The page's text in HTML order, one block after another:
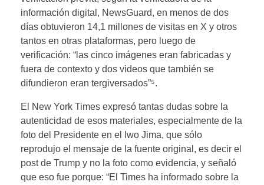
información digital, NewsGuard, en menos de dos
días obtuvieron 14,1 millones de visitas en X y otros
tantos en otras plataformas, pero luego de
verificación: “las cinco imágenes eran fabricadas y
fuera de contexto y dos videos que también se
difundieron eran tergiversados”⁵.
El New York Times expresó tantas dudas sobre la
autenticidad de esos materiales, especialmente de la
foto del Presidente en el Iwo Jima, que sólo
reprodujo el mensaje de la fuente original, es decir el
post de Trump y no la foto como evidencia, y señaló
que eso fue porque: “El Times ha informado sobre la